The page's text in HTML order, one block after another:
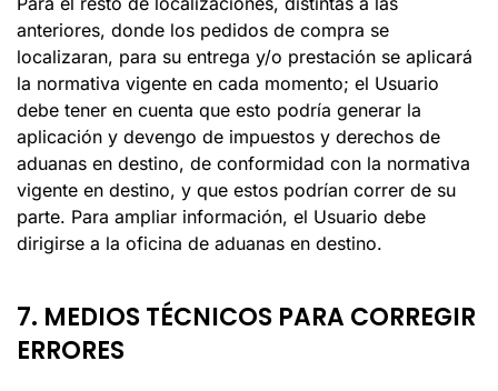
anteriores, donde los pedidos de compra se
localizaran, para su entrega y/o prestación se aplicará
la normativa vigente en cada momento; el Usuario
debe tener en cuenta que esto podría generar la
aplicación y devengo de impuestos y derechos de
aduanas en destino, de conformidad con la normativa
vigente en destino, y que estos podrían correr de su
parte. Para ampliar información, el Usuario debe
dirigirse a la oficina de aduanas en destino.
7. MEDIOS TÉCNICOS PARA CORREGIR
ERRORES